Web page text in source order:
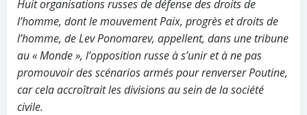
Huit organisations russes de défense des droits de
l’homme, dont le mouvement Paix, progrès et droits de
l’homme, de Lev Ponomarev, appellent, dans une tribune
au « Monde », l’opposition russe à s’unir et à ne pas
promouvoir des scénarios armés pour renverser Poutine,
car cela accroîtrait les divisions au sein de la société
civile.